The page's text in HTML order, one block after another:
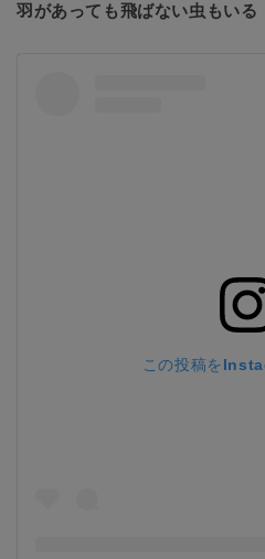
羽があっても飛ばない虫もいる
この投稿を